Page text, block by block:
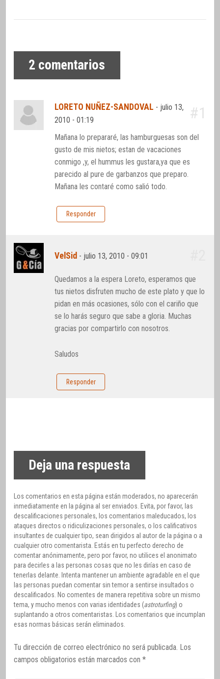
2 comentarios
LORETO NUÑEZ-SANDOVAL - julio 13,
2010 - 01:19
#1
Mañana lo prepararé, las hamburguesas son del
gusto de mis nietos; estan de vacaciones
conmigo ,y, el hummus les gustara,ya que es
parecido al pure de garbanzos que preparo.
Mañana les contaré como salió todo.
Responder
VelSid - julio 13, 2010 - 09:01
Quedamos a la espera Loreto, esperamos que
tus nietos disfruten mucho de este plato y que lo
pidan en más ocasiones, sólo con el cariño que
se lo harás seguro que sabe a gloria. Muchas
gracias por compartirlo con nosotros.
Saludos
Responder
Deja una respuesta
Los comentarios en esta página están moderados, no aparecerán
inmediatamente en la página al ser enviados. Evita, por favor, las
descalificaciones personales, los comentarios maleducados, los
ataques directos o ridiculizaciones personales, o los calificativos
insultantes de cualquier tipo, sean dirigidos al autor de la página o a
cualquier otro comentarista. Estás en tu perfecto derecho de
comentar anónimamente, pero por favor, no utilices el anonimato
para decirles a las personas cosas que no les dirías en caso de
tenerlas delante. Intenta mantener un ambiente agradable en el que
las personas puedan comentar sin temor a sentirse insultados o
descalificados. No comentes de manera repetitiva sobre un mismo
tema, y mucho menos con varias identidades (astroturfing) o
suplantando a otros comentaristas. Los comentarios que incumplan
esas normas básicas serán eliminados.
Tu dirección de correo electrónico no será publicada. Los
campos obligatorios están marcados con *